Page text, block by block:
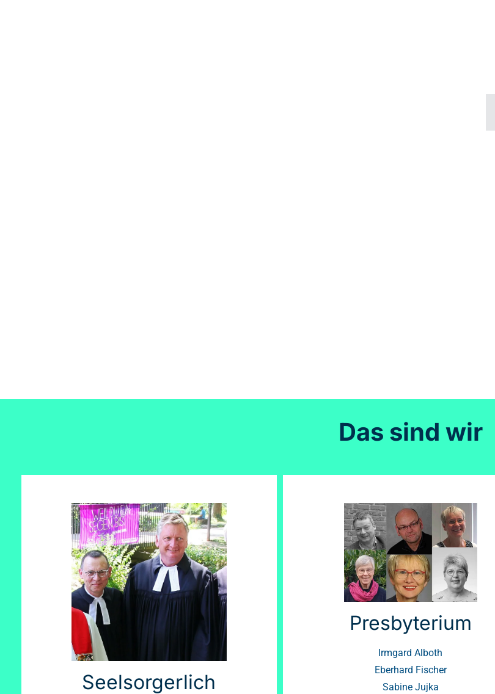
Das sind wir
Seelsorgerlich
Presbyterium
Irmgard Alboth
Eberhard Fischer
Sabine Jujka